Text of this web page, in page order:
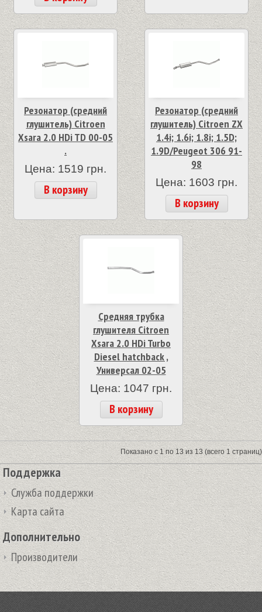
Резонатор (средний
глушитель) Citroen
Xsara 2.0 HDi TD 00-05
.
Цена: 1519 грн.
В корзину
Резонатор (средний
глушитель) Citroen ZX
1.4i; 1.6i; 1.8i; 1.5D;
1.9D/Peugeot 306 91-
98
Цена: 1603 грн.
В корзину
Средняя трубка
глушителя Citroen
Xsara 2.0 HDi Turbo
Diesel hatchback ,
Универсал 02-05
Цена: 1047 грн.
В корзину
Показано с 1 по 13 из 13 (всего 1 страниц)
Поддержка
Служба поддержки
Карта сайта
Дополнительно
Производители